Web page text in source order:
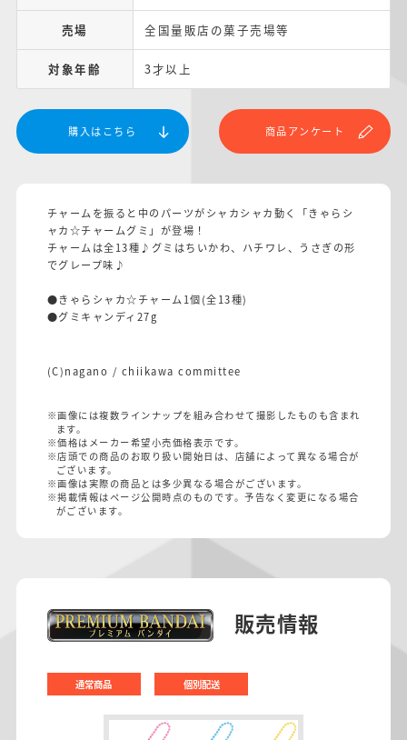
売場 全国量販店の菓子売場等
対象年齢 3才以上
購入はこちら 商品アンケート
チャームを振ると中のパーツがシャカシャカ動く「きゃらシ
ャカ☆チャームグミ」が登場！
チャームは全13種♪グミはちいかわ、ハチワレ、うさぎの形
でグレープ味♪
●きゃらシャカ☆チャーム1個(全13種)
●グミキャンディ27g
(C)nagano / chiikawa committee
※画像には複数ラインナップを組み合わせて撮影したものも含まれ
ます。
※価格はメーカー希望小売価格表示です。
※店頭での商品のお取り扱い開始日は、店舗によって異なる場合が
ございます。
※画像は実際の商品とは多少異なる場合がございます。
※掲載情報はページ公開時点のものです。予告なく変更になる場合
がございます。
販売情報
通常商品 個別配送